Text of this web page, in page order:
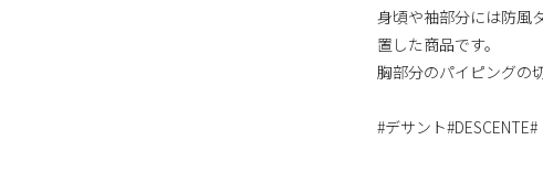
身頃や袖部分には防風
置した商品です。
胸部分のパイピングの
#デサント#DESCENTE#